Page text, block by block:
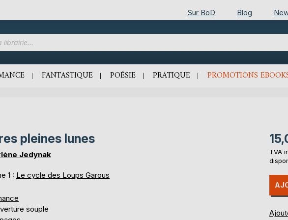
Sur BoD Blog
FANTASTIQUE POÉSIE PRATIQUE PROMOTIONS
pleines lunes
Jedynak
1 : Le cycle des Loups Garous
souple
TVA